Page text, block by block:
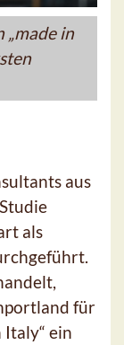
„made in
aus
als
für
Italy“ ein